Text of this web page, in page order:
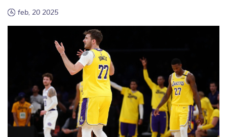
feb, 20 2025